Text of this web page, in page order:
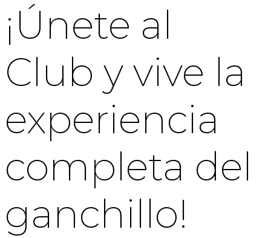
¡Únete al
Club y vive la
experiencia
completa del
ganchillo!